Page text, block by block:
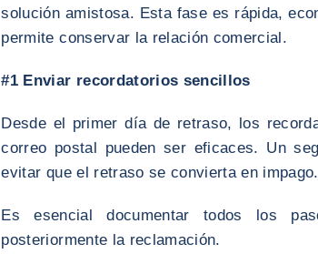
solución amistosa. Esta fase es rápida,
permite conservar la relación comercial.
#1 Enviar recordatorios sencillos
Desde el primer día de retraso, los
correo postal pueden ser eficaces. Un
evitar que el retraso se convierta en impago.
Es esencial documentar todos los
posteriormente la reclamación.